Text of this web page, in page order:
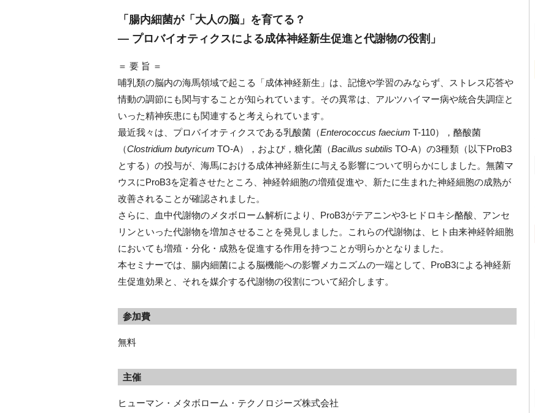
「腸内細菌が「大人の脳」を育てる？
― プロバイオティクスによる成体神経新生促進と代謝物の役割」
＝ 要 旨 ＝
哺乳類の脳内の海馬領域で起こる「成体神経新生」は、記憶や学習のみならず、ストレス応答や
情動の調節にも関与することが知られています。その異常は、アルツハイマー病や統合失調症と
いった精神疾患にも関連すると考えられています。
最近我々は、プロバイオティクスである乳酸菌（Enterococcus faecium T-110），酪酸菌
（Clostridium butyricum TO-A），および，糖化菌（Bacillus subtilis TO-A）の3種類（以下ProB3
とする）の投与が、海馬における成体神経新生に与える影響について明らかにしました。無菌マ
ウスにProB3を定着させたところ、神経幹細胞の増殖促進や、新たに生まれた神経細胞の成熟が
改善されることが確認されました。
さらに、血中代謝物のメタボローム解析により、ProB3がテアニンや3-ヒドロキシ酪酸、アンセ
リンといった代謝物を増加させることを発見しました。これらの代謝物は、ヒト由来神経幹細胞
においても増殖・分化・成熟を促進する作用を持つことが明らかとなりました。
本セミナーでは、腸内細菌による脳機能への影響メカニズムの一端として、ProB3による神経新
生促進効果と、それを媒介する代謝物の役割について紹介します。
参加費
無料
主催
ヒューマン・メタボローム・テクノロジーズ株式会社